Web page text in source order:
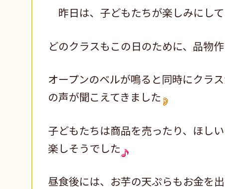
昨日は、子どもたちが楽しみにし
どのクラスもこの日のために、品物
オープンのベルが鳴ると同時にクラ
の声が聞こえてきました
子どもたちは商品を売ったり、ほし
楽しそうでした
昼食後には、お芋の天ぷらもお金を